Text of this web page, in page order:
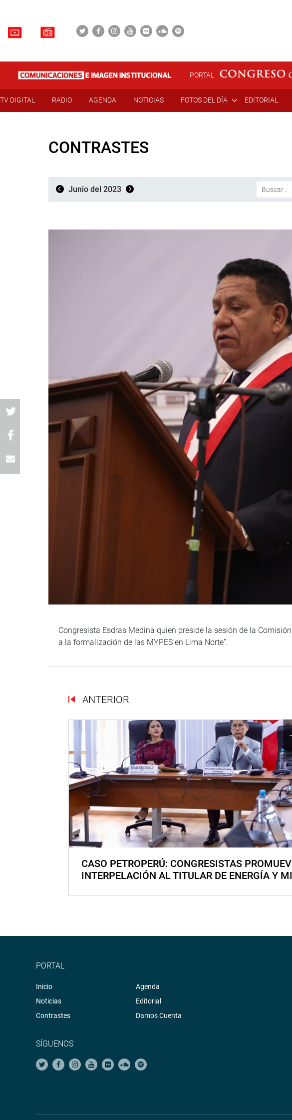
PORTAL
TV DIGITAL RADIO AGENDA NOTICIAS FOTOS DEL DÍA EDITORIAL
CONTRASTES
Junio del 2023
Congresista Esdras Medina quien preside la sesión de la
a la formalización de las MYPES en Lima Norte”.
ANTERIOR
CASO PETROPERÚ: CONGRESISTAS
INTERPELACIÓN AL TITULAR DE ENERGÍA Y
PORTAL
Inicio
Noticias
Contrastes
Agenda
Editorial
Damos Cuenta
SÍGUENOS